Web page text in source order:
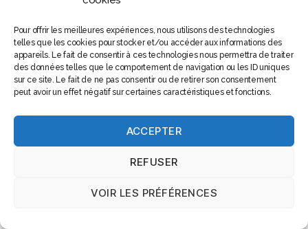
Pour offrir les meilleures expériences, nous utilisons des technologies
telles que les cookies pour stocker et/ou accéder aux informations des
appareils. Le fait de consentir à ces technologies nous permettra de traiter
des données telles que le comportement de navigation ou les ID uniques
sur ce site. Le fait de ne pas consentir ou de retirer son consentement
peut avoir un effet négatif sur certaines caractéristiques et fonctions.
ACCEPTER
REFUSER
VOIR LES PRÉFÉRENCES
SOLIFLORE EN VERRE SOUFFLÉ